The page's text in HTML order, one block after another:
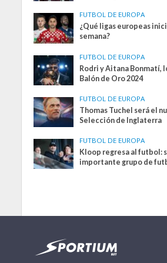
FUTBOL DE EUROPA
¿Qué ligas europeas
semana?
FUTBOL DE EUROPA
Rodri y Aitana Bonmatí,
Balón de Oro 2024
FUTBOL DE EUROPA
Thomas Tuchel será el
Selección de Inglaterra
FUTBOL DE EUROPA
Kloop regresa al futbol:
importante grupo de